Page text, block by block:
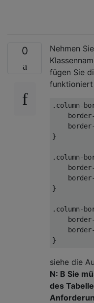
0
Nehmen
fügen Sie
.column-
}
.column-
}
.column-
siehe die
N: B Sie
des